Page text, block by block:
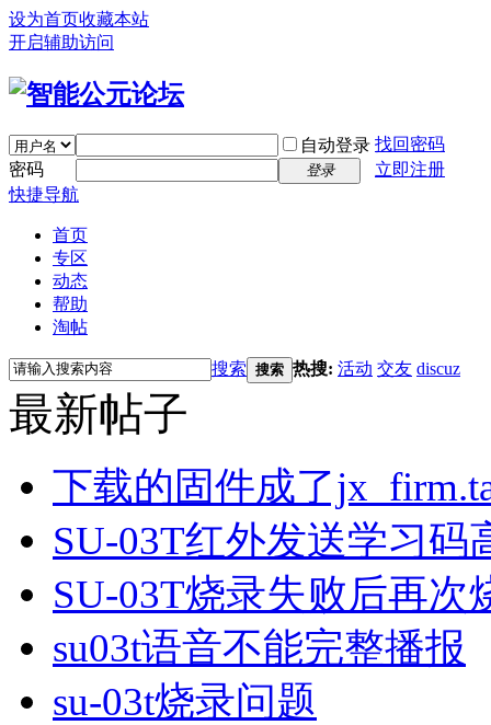
设为首页收藏本站
开启辅助访问
自动登录 找回密码
密码
登录
立即注册
快捷导航
首页
专区
动态
帮助
淘帖
搜索 搜索 热搜: 活动 交友 discuz
最新帖子
下载的固件成了
SU-03T红外发送学习码
SU-03T烧录失败后再次
su03t语音不能完整播报
su-03t烧录问题